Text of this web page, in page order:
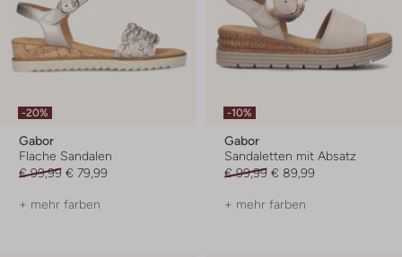
-20%
Gabor
Flache Sandalen
€ 99,99 € 79,99
+ mehr farben
-10%
Gabor
Sandaletten mit Absatz
€ 99,99 € 89,99
+ mehr farben